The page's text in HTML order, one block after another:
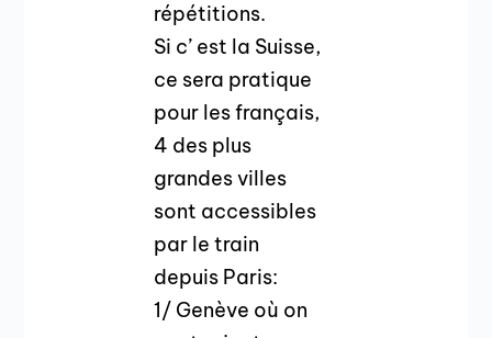
répétitions.
Si c’ est la Suisse,
ce sera pratique
pour les français,
4 des plus
grandes villes
sont accessibles
par le train
depuis Paris:
1/ Genève où on